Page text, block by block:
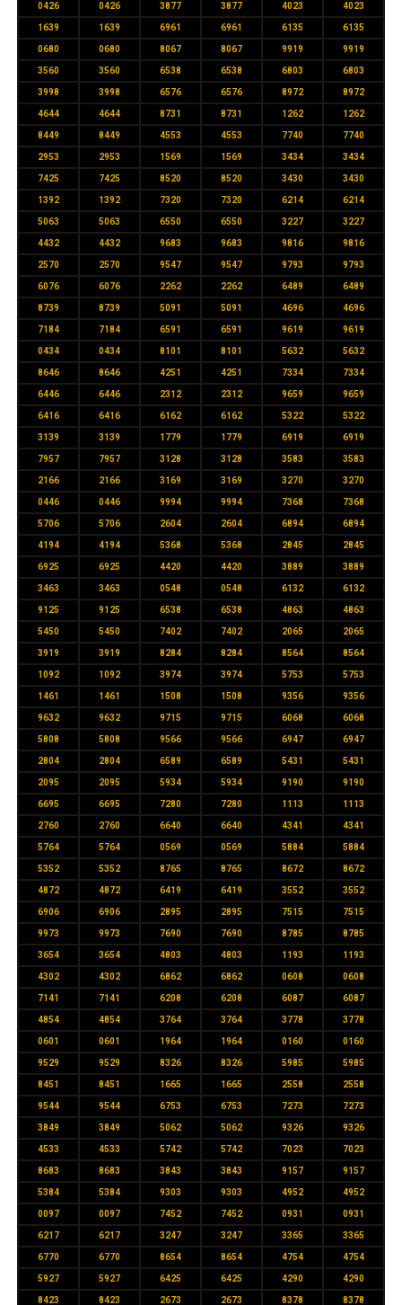
0426 0426 3877 3877 4023 4023
1639 1639 6961 6961 6135 6135
0680 0680 8067 8067 9919 9919
3560 3560 6538 6538 6803 6803
3998 3998 6576 6576 8972 8972
4644 4644 8731 8731 1262 1262
8449 8449 4553 4553 7740 7740
2953 2953 1569 1569 3434 3434
7425 7425 8520 8520 3430 3430
1392 1392 7320 7320 6214 6214
5063 5063 6550 6550 3227 3227
4432 4432 9683 9683 9816 9816
2570 2570 9547 9547 9793 9793
6076 6076 2262 2262 6489 6489
8739 8739 5091 5091 4696 4696
7184 7184 6591 6591 9619 9619
0434 0434 8101 8101 5632 5632
8646 8646 4251 4251 7334 7334
6446 6446 2312 2312 9659 9659
6416 6416 6162 6162 5322 5322
3139 3139 1779 1779 6919 6919
7957 7957 3128 3128 3583 3583
2166 2166 3169 3169 3270 3270
0446 0446 9994 9994 7368 7368
5706 5706 2604 2604 6894 6894
4194 4194 5368 5368 2845 2845
6925 6925 4420 4420 3889 3889
3463 3463 0548 0548 6132 6132
9125 9125 6538 6538 4863 4863
5450 5450 7402 7402 2065 2065
3919 3919 8284 8284 8564 8564
1092 1092 3974 3974 5753 5753
1461 1461 1508 1508 9356 9356
9632 9632 9715 9715 6068 6068
5808 5808 9566 9566 6947 6947
2804 2804 6589 6589 5431 5431
2095 2095 5934 5934 9190 9190
6695 6695 7280 7280 1113 1113
2760 2760 6640 6640 4341 4341
5764 5764 0569 0569 5884 5884
5352 5352 8765 8765 8672 8672
4872 4872 6419 6419 3552 3552
6906 6906 2895 2895 7515 7515
9973 9973 7690 7690 8785 8785
3654 3654 4803 4803 1193 1193
4302 4302 6862 6862 0608 0608
7141 7141 6208 6208 6087 6087
4854 4854 3764 3764 3778 3778
0601 0601 1964 1964 0160 0160
9529 9529 8326 8326 5985 5985
8451 8451 1665 1665 2558 2558
9544 9544 6753 6753 7273 7273
3849 3849 5062 5062 9326 9326
4533 4533 5742 5742 7023 7023
8683 8683 3843 3843 9157 9157
5384 5384 9303 9303 4952 4952
0097 0097 7452 7452 0931 0931
6217 6217 3247 3247 3365 3365
6770 6770 8654 8654 4754 4754
5927 5927 6425 6425 4290 4290
8423 8423 2673 2673 8378 8378